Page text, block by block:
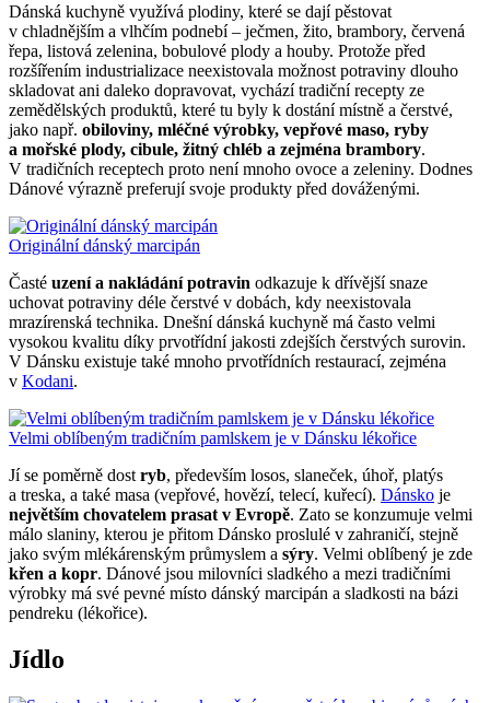
Dánská kuchyně využívá plodiny, které se dají pěstovat
v chladnějším a vlhčím podnebí – ječmen, žito, brambory, červená
řepa, listová zelenina, bobulové plody a houby. Protože před
rozšířením industrializace neexistovala možnost potraviny dlouho
skladovat ani daleko dopravovat, vychází tradiční recepty ze
zemědělských produktů, které tu byly k dostání místně a čerstvé,
jako např. obiloviny, mléčné výrobky, vepřové maso, ryby
a mořské plody, cibule, žitný chléb a zejména brambory.
V tradičních receptech proto není mnoho ovoce a zeleniny. Dodnes
Dánové výrazně preferují svoje produkty před dováženými.
Originální dánský marcipán
Časté uzení a nakládání potravin odkazuje k dřívější snaze
uchovat potraviny déle čerstvé v dobách, kdy neexistovala
mrazírenská technika. Dnešní dánská kuchyně má často velmi
vysokou kvalitu díky prvotřídní jakosti zdejších čerstvých surovin.
V Dánsku existuje také mnoho prvotřídních restaurací, zejména
v Kodani.
Velmi oblíbeným tradičním pamlskem je v Dánsku lékořice
Jí se poměrně dost ryb, především losos, slaneček, úhoř, platýs
a treska, a také masa (vepřové, hovězí, telecí, kuřecí). Dánsko je
největším chovatelem prasat v Evropě. Zato se konzumuje velmi
málo slaniny, kterou je přitom Dánsko proslulé v zahraničí, stejně
jako svým mlékárenským průmyslem a sýry. Velmi oblíbený je zde
křen a kopr. Dánové jsou milovníci sladkého a mezi tradičními
výrobky má své pevné místo dánský marcipán a sladkosti na bázi
pendreku (lékořice).
Jídlo